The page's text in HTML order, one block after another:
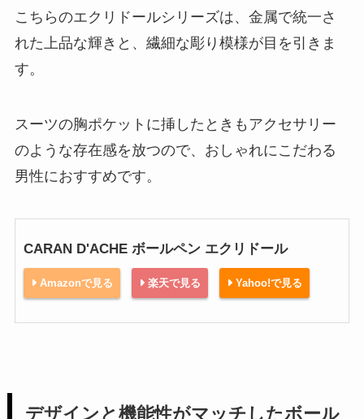
こちらのエクリドールシリーズは、金属で統一さ
れた上品な輝きと、繊細な彫り模様が目を引きま
す。
スーツの胸ポケットに挿したときもアクセサリー
のような存在感を放つので、おしゃれにこだわる
男性におすすめです。
CARAN D'ACHE ボールペン エクリドール
Amazonで見る 楽天で見る Yahoo!で見る
デザインと機能性がマッチしたボール